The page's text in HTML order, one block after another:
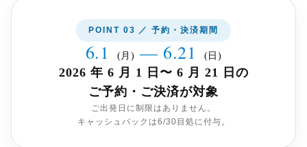
POINT 03 ／ 予約・決済期間
6.1 (月) — 6.21 (日)
2026 年 6 月 1 日〜 6 月 21 日の
ご予約・ご決済が対象
ご出発日に制限はありません。
キャッシュバックは6/30目処に付与。